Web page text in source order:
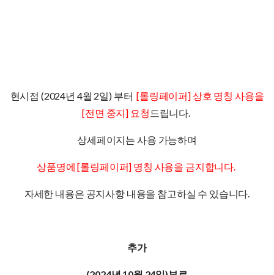
현시점 (2024년 4월 2일) 부터 [롤링페이퍼] 상호 명칭 사용을
[전면 중지] 요청 드립니다.
상세페이지는 사용 가능하며
상품명에 [롤링페이퍼] 명칭 사용을 금지합니다.
자세한 내용은 공지사항 내용을 참고하실 수 있습니다.
추가